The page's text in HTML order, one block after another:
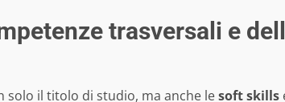
trasversali e
solo il titolo di studio, ma anche lesoft skills